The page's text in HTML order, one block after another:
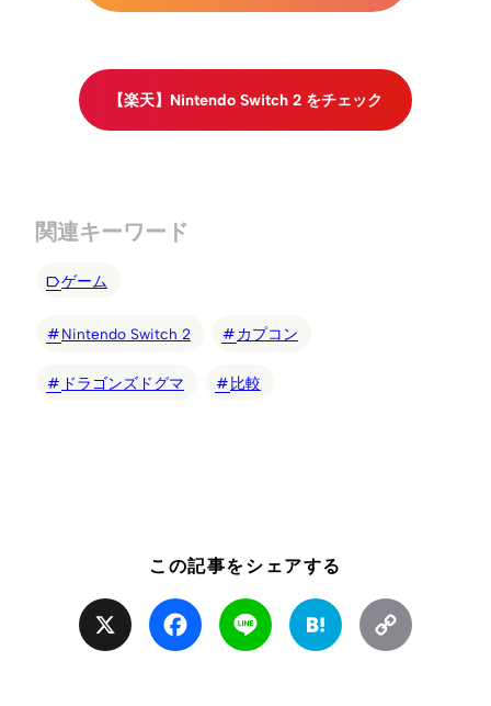
【楽天】Nintendo Switch 2 をチェック
関連キーワード
ゲーム
Nintendo Switch 2 カプコン
ドラゴンズドグマ 比較
この記事をシェアする
Facebook Line Hatena